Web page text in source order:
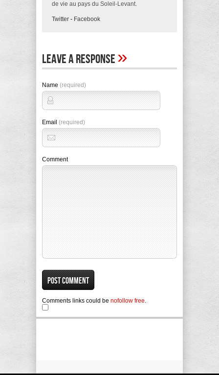
de vie au pays du Soleil-Levant.
Twitter - Facebook
Leave A Response»
Name (required)
Email (required)
Comment
Comments links could be nofollow free.